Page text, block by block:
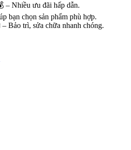
– Nhiều ưu đãi hấp dẫn.
bạn chọn sản phẩm phù hợp.
Bảo trì, sửa chữa nhanh chóng.